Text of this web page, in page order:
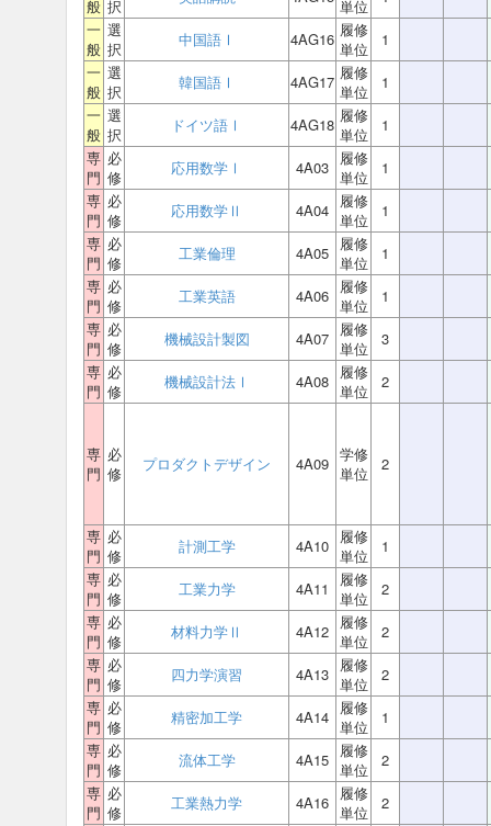
般 択 単位
一
般
選
択
中国語Ⅰ 4AG16 履修
単位
1
一
般
選
択
韓国語Ⅰ 4AG17 履修
単位
1
一
般
選
択
ドイツ語Ⅰ 4AG18 履修
単位
1
専
門
必
修
応用数学Ⅰ 4A03 履修
単位
1
専
門
必
修
応用数学Ⅱ 4A04 履修
単位
1
専
門
必
修
工業倫理 4A05 履修
単位
1
専
門
必
修
工業英語 4A06 履修
単位
1
専
門
必
修
機械設計製図 4A07 履修
単位
3
専
門
必
修
機械設計法Ⅰ 4A08 履修
単位
2
専
門
必
修
プロダクトデザイン 4A09 学修
単位
2
専
門
必
修
計測工学 4A10 履修
単位
1
専
門
必
修
工業力学 4A11
履修
単位
2
専
門
必
修
材料力学Ⅱ 4A12 履修
単位
2
専
門
必
修
四力学演習 4A13 履修
単位
2
専
門
必
修
精密加工学 4A14 履修
単位
1
専
門
必
修
流体工学 4A15 履修
単位
2
専
門
必
修
工業熱力学 4A16 履修
単位
2